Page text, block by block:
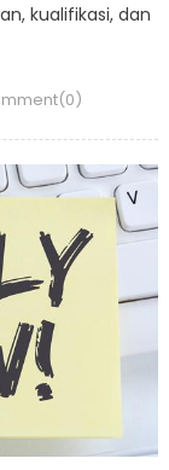
kualifikasi, dan